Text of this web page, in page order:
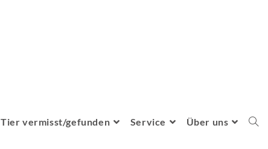
Tier vermisst/gefunden Service Über uns